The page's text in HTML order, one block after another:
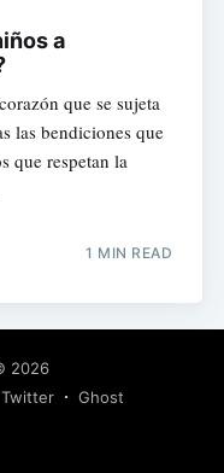
a
que se sujeta
las bendiciones que
que respetan la
1 MIN READ
2026
Twitter Ghost